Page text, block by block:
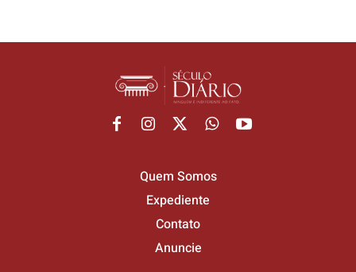
Quem Somos
Expediente
Contato
Anuncie